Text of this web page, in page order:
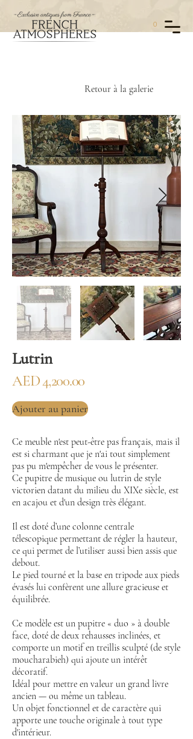
0
Retour à la galerie
Lutrin
AED 4,200.00
Ajouter au panier
Ce meuble n'est peut-être pas français, mais il
est si charmant que je n'ai tout simplement
pas pu m'empêcher de vous le présenter.
Ce pupitre de musique ou lutrin de style
victorien datant du milieu du XIXe siècle, est
en acajou et d'un design très élégant.
Il est doté d’une colonne centrale
télescopique permettant de régler la hauteur,
ce qui permet de l’utiliser aussi bien assis que
debout.
Le pied tourné et la base en tripode aux pieds
évasés lui confèrent une allure gracieuse et
équilibrée.
Ce modèle est un pupitre « duo » à double
face, doté de deux rehausses inclinées, et
comporte un motif en treillis sculpté (de style
moucharabieh) qui ajoute un intérêt
décoratif.
Idéal pour mettre en valeur un grand livre
ancien — ou même un tableau.
Un objet fonctionnel et de caractère qui
apporte une touche originale à tout type
d'intérieur.